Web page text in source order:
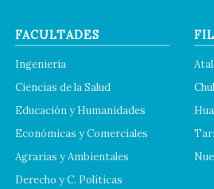
FACULTADES
Ingeniería
Ciencias de la Salud
Educación y Humanidades
Económicas y Comerciales
Agrarias y Ambientales
Derecho y C. Políticas